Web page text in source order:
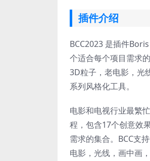
插件介绍
BCC2023 是插件
个适合每个项目需求
3D粒子，老电影，光
系列风格化工具。
电影和电视行业最繁
程，包含17个创意效
需求的集合。BCC支
电影，光线，画中画